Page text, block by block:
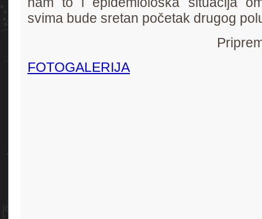
svima bude sretan početak drugog
FOTOGALERIJA